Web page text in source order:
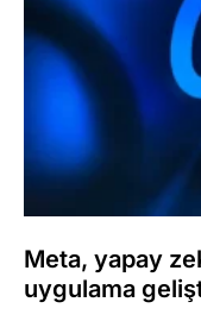
Meta, yapay
uygulama